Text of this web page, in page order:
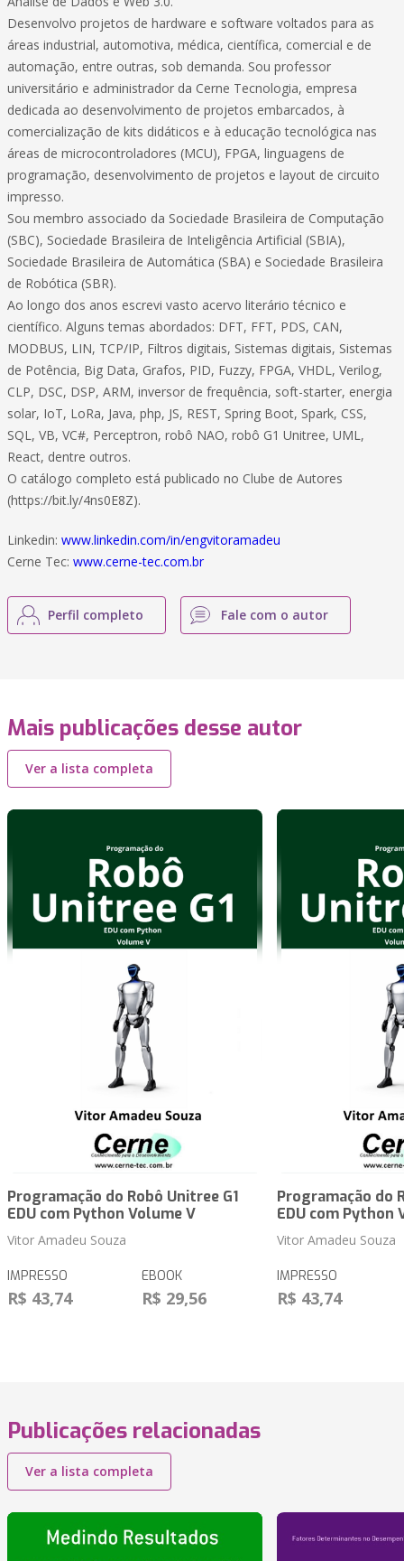
Desenvolvo projetos de hardware e software voltados para as
áreas industrial, automotiva, médica, científica, comercial e de
automação, entre outras, sob demanda. Sou professor
universitário e administrador da Cerne Tecnologia, empresa
dedicada ao desenvolvimento de projetos embarcados, à
comercialização de kits didáticos e à educação tecnológica nas
áreas de microcontroladores (MCU), FPGA, linguagens de
programação, desenvolvimento de projetos e layout de circuito
impresso.
Sou membro associado da Sociedade Brasileira de Computação
(SBC), Sociedade Brasileira de Inteligência Artificial (SBIA),
Sociedade Brasileira de Automática (SBA) e Sociedade Brasileira
de Robótica (SBR).
Ao longo dos anos escrevi vasto acervo literário técnico e
científico. Alguns temas abordados: DFT, FFT, PDS, CAN,
MODBUS, LIN, TCP/IP, Filtros digitais, Sistemas digitais, Sistemas
de Potência, Big Data, Grafos, PID, Fuzzy, FPGA, VHDL, Verilog,
CLP, DSC, DSP, ARM, inversor de frequência, soft-starter, energia
solar, IoT, LoRa, Java, php, JS, REST, Spring Boot, Spark, CSS,
SQL, VB, VC#, Perceptron, robô NAO, robô G1 Unitree, UML,
React, dentre outros.
O catálogo completo está publicado no Clube de Autores
(https://bit.ly/4ns0E8Z).
Linkedin: www.linkedin.com/in/engvitoramadeu
Cerne Tec: www.cerne-tec.com.br
Perfil completo Fale com o autor
Mais publicações desse autor
Ver a lista completa
Programação do Robô Unitree G1
EDU com Python Volume V
Vitor Amadeu Souza
IMPRESSO
R$ 43,74
EBOOK
R$ 29,56
Programação do
EDU com Python
Vitor Amadeu Souza
IMPRESSO
R$ 43,74
Publicações relacionadas
Ver a lista completa